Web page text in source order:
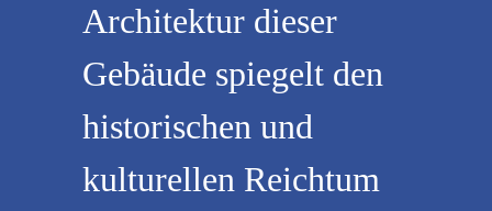
Architektur dieser
Gebäude spiegelt den
historischen und
kulturellen Reichtum